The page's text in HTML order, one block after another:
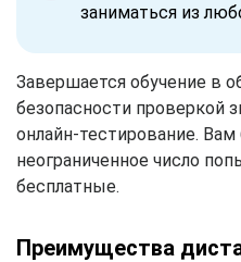
заниматься из
Завершается обучение в
безопасности проверкой
онлайн-тестирование.
неограниченное число
бесплатные.
Преимущества